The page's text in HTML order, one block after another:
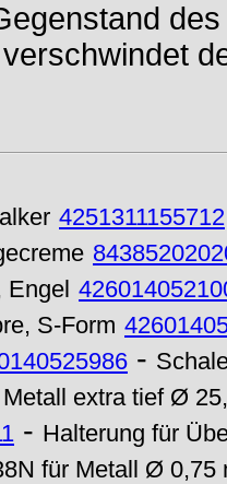
4251311155712
S-Form
-
extra tief Ø
- Halterung für
für Metall Ø 0,75